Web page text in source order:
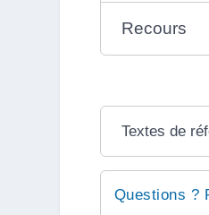
Recours
Textes de
Questions ?